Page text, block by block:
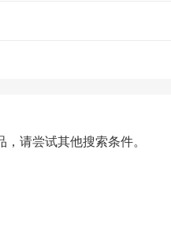
请尝试其他搜索条件。